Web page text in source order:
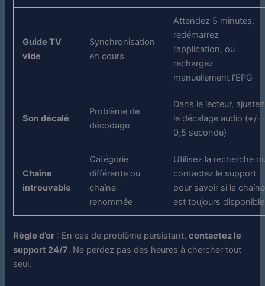
Guide TV
vide
Synchronisation
en cours
Attendez 5 minutes,
redémarrez
l’application, ou
rechargez
manuellement l’EPG
Son décalé
Problème de
décodage
Dans le lecteur, ajustez
le décalage audio (+/-
0,5 seconde)
Chaîne
introuvable
Catégorie
différente ou
chaîne
renommée
Utilisez la recherche
contactez le support
pour savoir si la chaîne
est toujours disponible
Règle d’or : En cas de problème persistant,contactez le
support 24/7. Ne perdez pas des heures à chercher tout
seul.